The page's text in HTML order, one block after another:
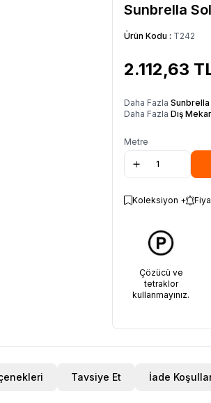
Sunbrella
Ürün Kodu : T242
2.112,63
Daha Fazla
Daha Fazla Dış
Metre
Koleksiyon +
Çözücü ve
tetraklor
kullanmayınız.
Tavsiye Et İade